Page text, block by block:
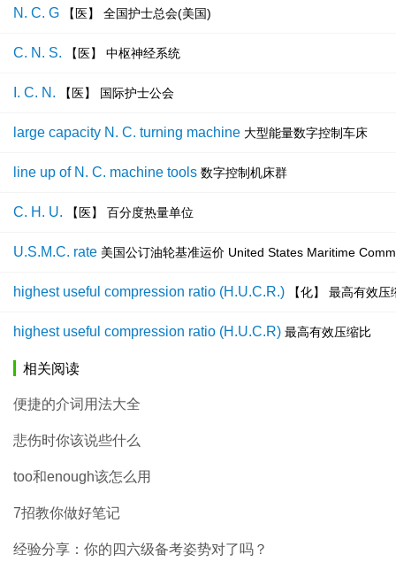
N. C. G 【医】 全国护士总会(美国)
C. N. S. 【医】 中枢神经系统
I. C. N. 【医】 国际护士公会
large capacity N. C. turning machine 大型能量数字控制车床
line up of N. C. machine tools 数字控制机床群
C. H. U. 【医】 百分度热量单位
U.S.M.C. rate 美国公订油轮基准运价 United States Maritime
highest useful compression ratio (H.U.C.R.) 【化】 最高有效压
highest useful compression ratio (H.U.C.R) 最高有效压缩比
相关阅读
便捷的介词用法大全
悲伤时你该说些什么
too和enough该怎么用
7招教你做好笔记
经验分享：你的四六级备考姿势对了吗？